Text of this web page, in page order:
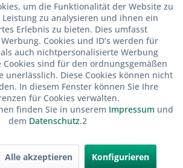
um die Funktionalität der Website zu
zu analysieren und ihnen ein
Erlebnis zu bieten. Dies umfasst
Cookies und ID’s werden für
auch nichtpersonalisierte Werbung
Cookies sind für den ordnungsgemäßen
unerlässlich. Diese Cookies können nicht
In diesem Fenster können Sie Ihre
für Cookies verwalten.
finden Sie in unserem Impressum und
dem Datenschutz.2
Alle akzeptieren Konfigurieren